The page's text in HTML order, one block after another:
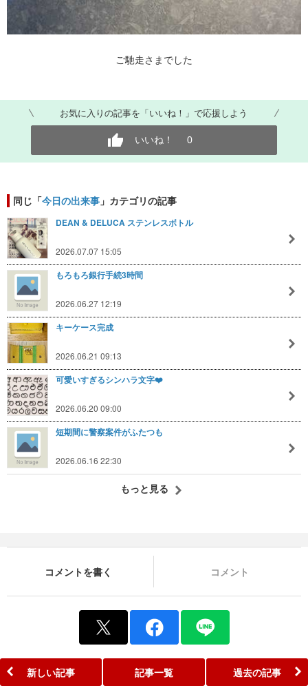
ご馳走さまでした
お気に入りの記事を「いいね！」で応援しよう
いいね！ 0
同じ「今日の出来事 」カテゴリの記事
DEAN & DELUCA ステンレスボトル
2026.07.07 15:05
もろもろ銀行手続3時間
2026.06.27 12:19
キーケース完成
2026.06.21 09:13
可愛いすぎるシンハラ文字❤️
2026.06.20 09:00
短期間に警察案件がふたつも
2026.06.16 22:30
もっと見る
コメントを書く コメント
新しい記事 記事一覧 過去の記事